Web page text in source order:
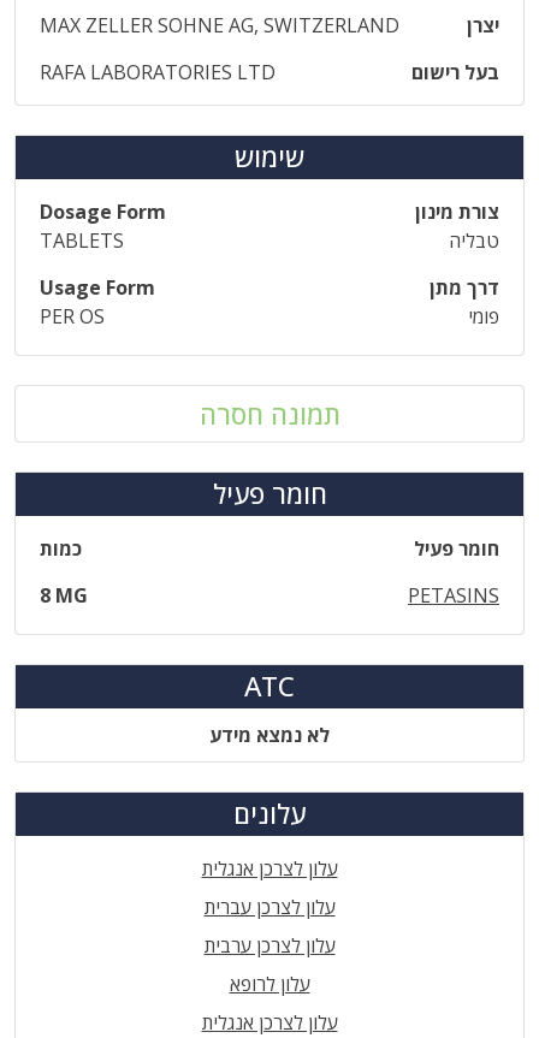
יצרן
MAX ZELLER SOHNE AG, SWITZERLAND
בעל רישום
RAFA LABORATORIES LTD
שימוש
צורת מינון
Dosage Form
טבליה
TABLETS
דרך מתן
Usage Form
פומי
PER OS
תמונה חסרה
חומר פעיל
חומר פעיל
כמות
PETASINS
8 MG
ATC
לא נמצא מידע
עלונים
עלון לצרכן אנגלית
עלון לצרכן עברית
עלון לצרכן ערבית
עלון לרופא
עלון לצרכן אנגלית